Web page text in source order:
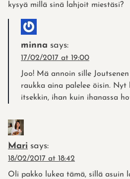
kysyä millä sinä lahjoit miestäsi?
minna says:
17/02/2017 at 19:00
Joo! Mä annoin sille
raukka aina palelee öisin. Nyt
itsekkin, ihan kuin ihanassa
Mari says:
18/02/2017 at 18:42
Oli pakko lukea tämä, sillä asuin